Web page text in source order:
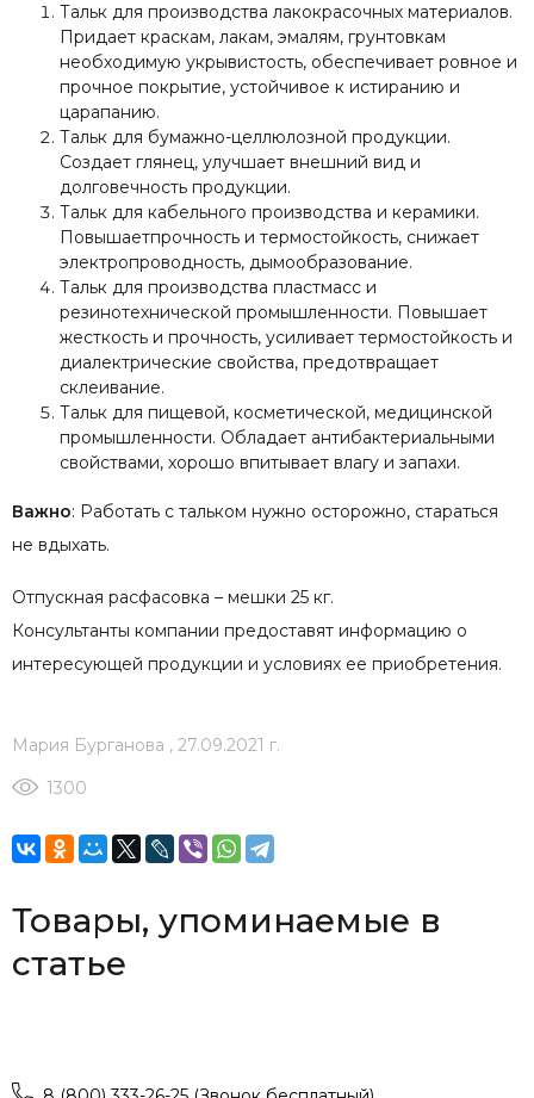
Тальк для производства лакокрасочных материалов.
Придает краскам, лакам, эмалям, грунтовкам
необходимую укрывистость, обеспечивает ровное и
прочное покрытие, устойчивое к истиранию и
царапанию.
Тальк для бумажно-целлюлозной продукции.
Создает глянец, улучшает внешний вид и
долговечность продукции.
Тальк для кабельного производства и керамики.
Повышаетпрочность и термостойкость, снижает
электропроводность, дымообразование.
Тальк для производства пластмасс и
резинотехнической промышленности. Повышает
жесткость и прочность, усиливает термостойкость и
диалектрические свойства, предотвращает
склеивание.
Тальк для пищевой, косметической, медицинской
промышленности. Обладает антибактериальными
свойствами, хорошо впитывает влагу и запахи.
Важно: Работать с тальком нужно осторожно, стараться
не вдыхать.
Отпускная расфасовка – мешки 25 кг.
Консультанты компании предоставят информацию о
интересующей продукции и условиях ее приобретения.
Мария Бурганова , 27.09.2021 г.
1300
Товары, упоминаемые в
статье